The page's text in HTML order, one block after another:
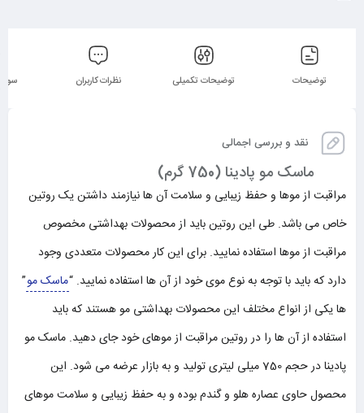
توضیحات توضیحات تکمیلی نظرات کاربران
نقد و بررسی اجمالی
ماسک مو پادینا (750 گرم)
مراقبت از موها و حفظ زیبایی و سلامت آن ها نیازمند داشتن یک روتین
خاص می باشد. طی این روتین باید از محصولات بهداشتی مخصوص
مراقبت از موها استفاده نمایید. برای این کار محصولات متعددی وجود
دارد که باید با توجه به نوع موی خود از آن ها استفاده نمایید. “ماسک مو”
ها یکی از انواع مختلف این محصولات بهداشتی مو هستند که باید
استفاده از آن ها را در روتین مراقبت از موهای خود جای دهید. ماسک مو
پادینا در حجم 750 میلی لیتری تولید و به بازار عرضه می شود. این
محصول حاوی عصاره هلو و گندم بوده و به حفظ زیبایی و سلامت موهای